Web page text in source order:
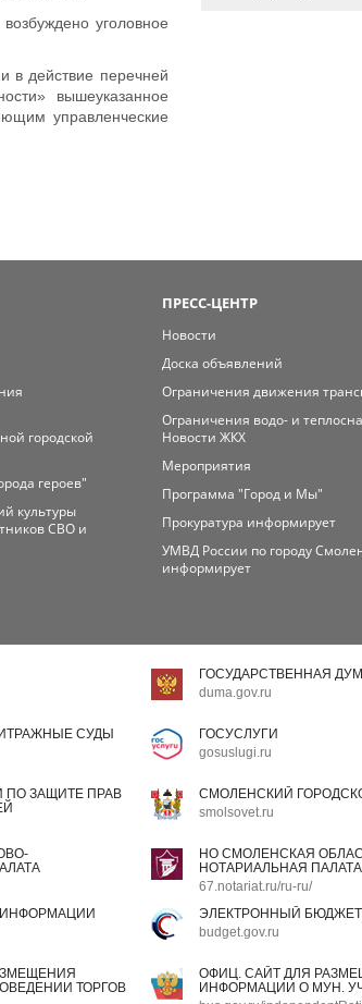
уголовное
в действие перечней
вышеуказанное
управленческие
городской
героев"
культуры
СВО и
ПРЕСС-ЦЕНТР
Новости
Доска объявлений
Ограничения движения
Ограничения водо- и
Новости ЖКХ
Мероприятия
Программа "Город и Мы"
Прокуратура информирует
УМВД России по городу
информирует
ГОСУДАРСТВЕННАЯ
duma.gov.ru
СУДЫ
ГОСУСЛУГИ
gosuslugi.ru
ЗАЩИТЕ ПРАВ
СМОЛЕНСКИЙ
smolsovet.ru
НО СМОЛЕНСКАЯ
НОТАРИАЛЬНАЯ ПАЛАТА
67.notariat.ru/ru-ru/
ЭЛЕКТРОННЫЙ БЮДЖЕТ
budget.gov.ru
ТОРГОВ
ОФИЦ. САЙТ ДЛЯ
ИНФОРМАЦИИ О МУН.